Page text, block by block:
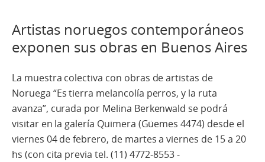
Artistas noruegos contemporáneos
exponen sus obras en Buenos Aires
La muestra colectiva con obras de artistas de
Noruega “Es tierra melancolía perros, y la ruta
avanza”, curada por Melina Berkenwald se podrá
visitar en la galería Quimera (Güemes 4474) desde el
viernes 04 de febrero, de martes a viernes de 15 a 20
hs (con cita previa tel. (11) 4772-8553 -